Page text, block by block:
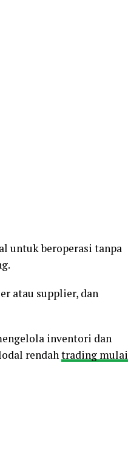
untuk beroperasi tanpa
atau supplier, dan
inventori dan
rendahtrading mulai